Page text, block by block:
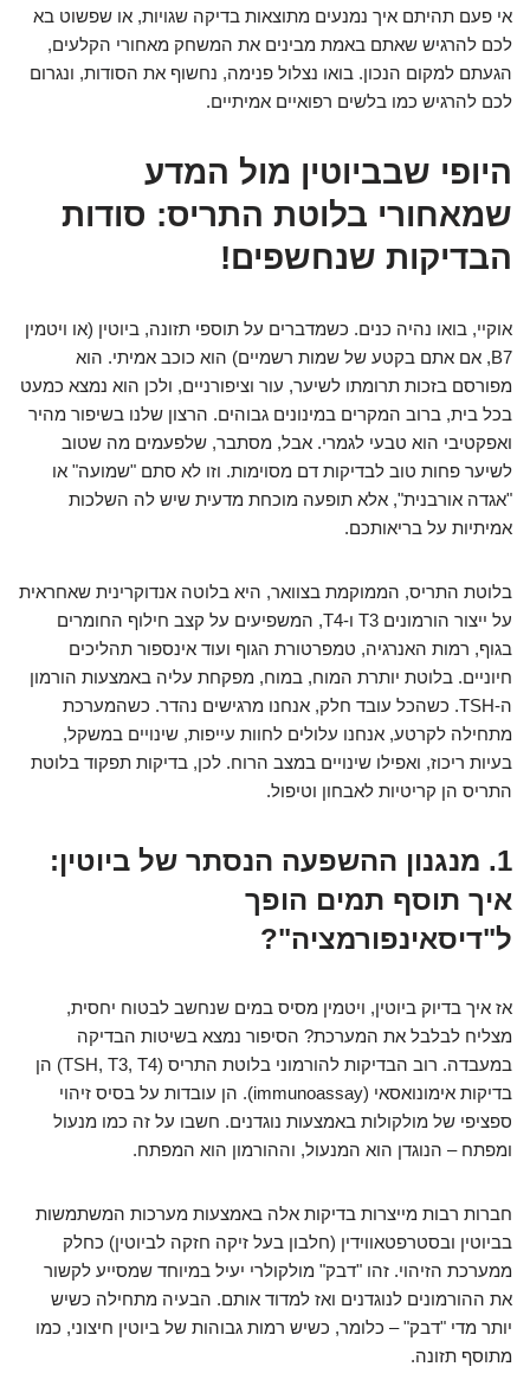
אי פעם תהיתם איך נמנעים מתוצאות בדיקה שגויות, או שפשוט בא
לכם להרגיש שאתם באמת מבינים את המשחק מאחורי הקלעים,
הגעתם למקום הנכון. בואו נצלול פנימה, נחשוף את הסודות, ונגרום
לכם להרגיש כמו בלשים רפואיים אמיתיים.
היופי שבביוטין מול המדע
שמאחורי בלוטת התריס: סודות
הבדיקות שנחשפים!
אוקיי, בואו נהיה כנים. כשמדברים על תוספי תזונה, ביוטין (או ויטמין
B7, אם אתם בקטע של שמות רשמיים) הוא כוכב אמיתי. הוא
מפורסם בזכות תרומתו לשיער, עור וציפורניים, ולכן הוא נמצא כמעט
בכל בית, ברוב המקרים במינונים גבוהים. הרצון שלנו בשיפור מהיר
ואפקטיבי הוא טבעי לגמרי. אבל, מסתבר, שלפעמים מה שטוב
לשיער פחות טוב לבדיקות דם מסוימות. וזו לא סתם "שמועה" או
"אגדה אורבנית", אלא תופעה מוכחת מדעית שיש לה השלכות
אמיתיות על בריאותכם.
בלוטת התריס, הממוקמת בצוואר, היא בלוטה אנדוקרינית שאחראית
על ייצור הורמונים T3 ו-T4, המשפיעים על קצב חילוף החומרים
בגוף, רמות האנרגיה, טמפרטורת הגוף ועוד אינספור תהליכים
חיוניים. בלוטת יותרת המוח, במוח, מפקחת עליה באמצעות הורמון
ה-TSH. כשהכל עובד חלק, אנחנו מרגישים נהדר. כשהמערכת
מתחילה לקרטע, אנחנו עלולים לחוות עייפות, שינויים במשקל,
בעיות ריכוז, ואפילו שינויים במצב הרוח. לכן, בדיקות תפקוד בלוטת
התריס הן קריטיות לאבחון וטיפול.
1. מנגנון ההשפעה הנסתר של ביוטין:
איך תוסף תמים הופך
ל"דיסאינפורמציה"?
אז איך בדיוק ביוטין, ויטמין מסיס במים שנחשב לבטוח יחסית,
מצליח לבלבל את המערכת? הסיפור נמצא בשיטות הבדיקה
במעבדה. רוב הבדיקות להורמוני בלוטת התריס (TSH, T3, T4) הן
בדיקות אימונואסאי (immunoassay). הן עובדות על בסיס זיהוי
ספציפי של מולקולות באמצעות נוגדנים. חשבו על זה כמו מנעול
ומפתח – הנוגדן הוא המנעול, וההורמון הוא המפתח.
חברות רבות מייצרות בדיקות אלה באמצעות מערכות המשתמשות
בביוטין ובסטרפטאווידין (חלבון בעל זיקה חזקה לביוטין) כחלק
ממערכת הזיהוי. זהו "דבק" מולקולרי יעיל במיוחד שמסייע לקשור
את ההורמונים לנוגדנים ואז למדוד אותם. הבעיה מתחילה כשיש
יותר מדי "דבק" – כלומר, כשיש רמות גבוהות של ביוטין חיצוני, כמו
מתוסף תזונה.